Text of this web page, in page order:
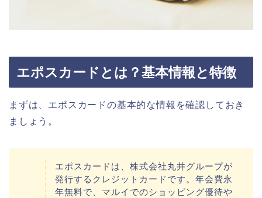
エポスカードとは？基本情報と特徴
まずは、エポスカードの基本的な情報を確認しておき
ましょう。
エポスカードは、株式会社丸井グループが
発行するクレジットカードです。年会費永
年無料で、マルイでのショッピング優待や